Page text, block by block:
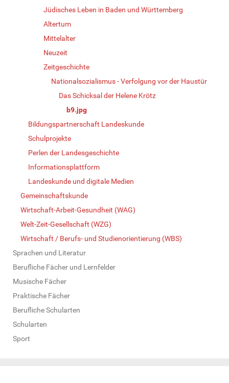
Jüdisches Leben in Baden und Württemberg
Altertum
Mittelalter
Neuzeit
Zeitgeschichte
Nationalsozialismus - Verfolgung vor der Haustür
Das Schicksal der Helene Krötz
b9.jpg
Bildungspartnerschaft Landeskunde
Schulprojekte
Perlen der Landesgeschichte
Informationsplattform
Landeskunde und digitale Medien
Gemeinschaftskunde
Wirtschaft-Arbeit-Gesundheit (WAG)
Welt-Zeit-Gesellschaft (WZG)
Wirtschaft / Berufs- und Studienorientierung (WBS)
Sprachen und Literatur
Berufliche Fächer und Lernfelder
Musische Fächer
Praktische Fächer
Berufliche Schularten
Schularten
Sport